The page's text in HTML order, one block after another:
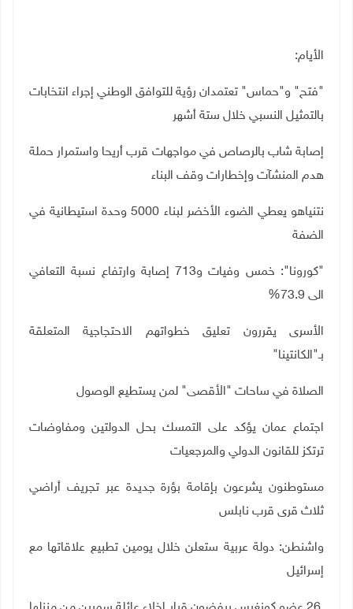
الأيام:
"فتح" و"حماس" تعتمدان رؤية للتوافق الوطني إجراء انتخابات
بالتمثيل النسبي خلال ستة أشهر
إصابة شاب بالرصاص في مواجهات قرب أريحا واستمرار حملة
هدم المنشآت وإخطارات وقف البناء
نتنياهو يعطي الضوء الأخضر لبناء 5000 وحدة استيطانية في
الضفة
"كورونا": خمس وفيات و713 إصابة وارتفاع نسبة التعافي
الى 73.9%
الأسرى يقررون تعليق خطواتهم الاحتجاجية المتعلقة
بـ"الكانتينا"
الصلاة في ساحات "الأقصى" لمن يستطيع الوصول
اجتماع عمان يؤكد على التمسك بحل الدولتين ومفاوضات
ترتكز للقانون الدولي والمرجعيات
مستوطنون يشرعون بإقامة بؤرة جديدة عبر تجريف أراضي
ثلاث قرى قرب نابلس
واشنطن: دولة عربية ستعلن خلال يومين تطبيع علاقاتها مع
إسرائيل